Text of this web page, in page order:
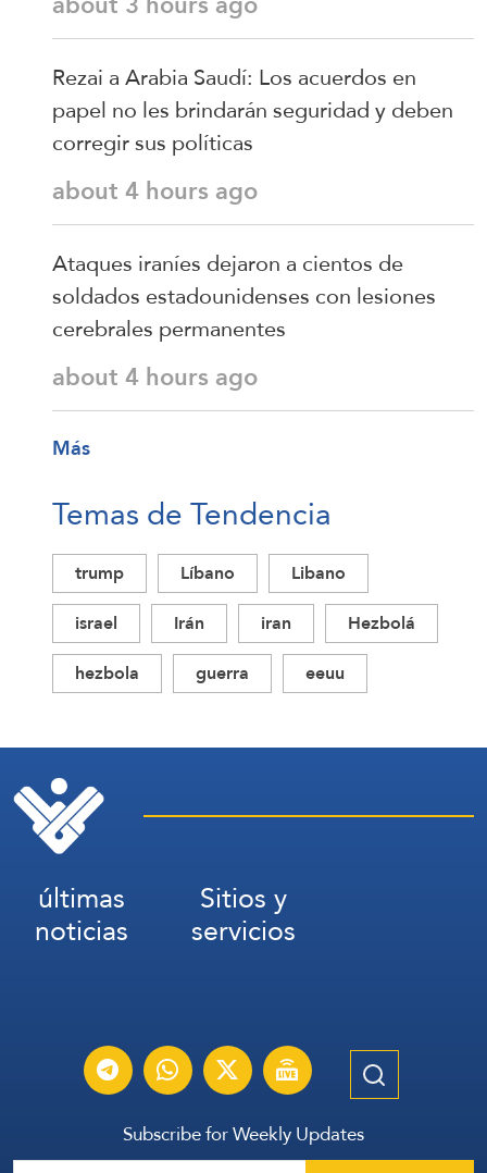
Rezai a Arabia Saudí: Los acuerdos en
papel no les brindarán seguridad y deben
corregir sus políticas
about 4 hours ago
Ataques iraníes dejaron a cientos de
soldados estadounidenses con lesiones
cerebrales permanentes
about 4 hours ago
Más
Temas de Tendencia
trump Líbano
Libano
israel
Irán iran
Hezbolá
hezbola
guerra eeuu
últimas
noticias
Sitios y
servicios
Subscribe for Weekly Updates